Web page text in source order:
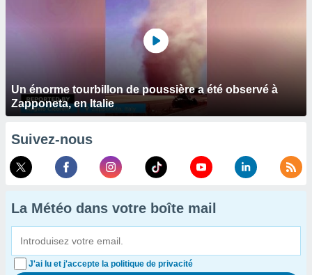
Un énorme tourbillon de poussière a été observé à
Zapponeta, en Italie
Suivez-nous
La Météo dans votre boîte mail
J'ai lu et j'accepte la politique de privacité